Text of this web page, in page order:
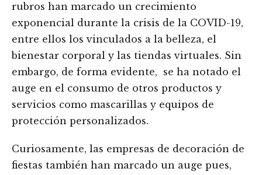
rubros han marcado un crecimiento
exponencial durante la crisis de la COVID-19,
entre ellos los vinculados a la belleza, el
bienestar corporal y las tiendas virtuales. Sin
embargo, de forma evidente, se ha notado el
auge en el consumo de otros productos y
servicios como mascarillas y equipos de
protección personalizados.
Curiosamente, las empresas de decoración de
fiestas también han marcado un auge pues,